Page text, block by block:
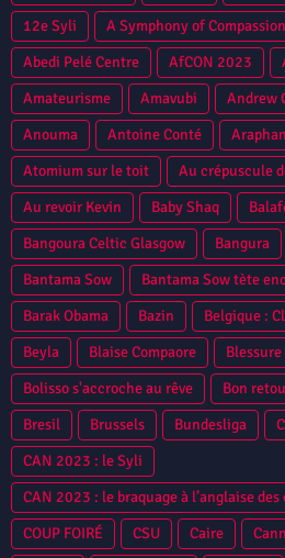
12e Syli
A Symphony of Compassion
Abedi Pelé Centre
AfCON 2023
Amateurisme
Amavubi Andrew
Anouma
Antoine Conté
Atomium sur le toit
Au crépuscule
Au revoir Kevin
Baby Shaq
Bangoura Celtic Glasgow
Bangura
Bantama Sow
Bantama Sow tète
Barak Obama
Bazin
Belgique :
Beyla
Blaise Compaore
Blessure
Bolisso s'accroche au rêve
Bon
Bresil
Brussels Bundesliga
CAN 2023 : le Syli
CAN 2023 : le braquage à l’anglaise
COUP FOIRÉ
CSU Caire